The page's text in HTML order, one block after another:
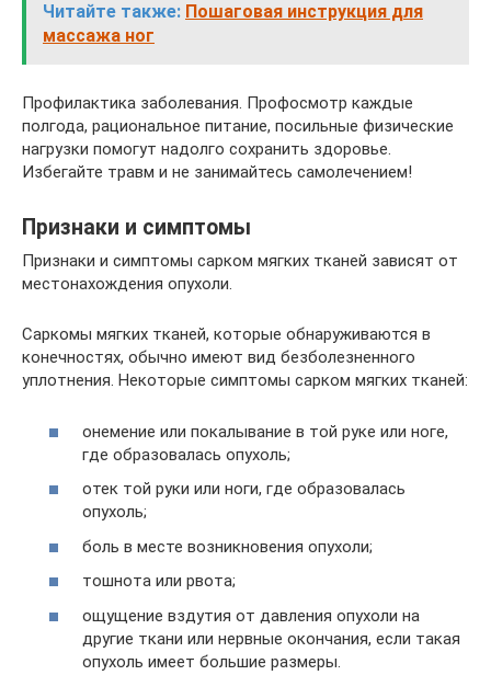
Читайте также: Пошаговая инструкция для
массажа ног
Профилактика заболевания. Профосмотр каждые
полгода, рациональное питание, посильные физические
нагрузки помогут надолго сохранить здоровье.
Избегайте травм и не занимайтесь самолечением!
Признаки и симптомы
Признаки и симптомы сарком мягких тканей зависят от
местонахождения опухоли.
Саркомы мягких тканей, которые обнаруживаются в
конечностях, обычно имеют вид безболезненного
уплотнения. Некоторые симптомы сарком мягких тканей:
онемение или покалывание в той руке или ноге,
где образовалась опухоль;
отек той руки или ноги, где образовалась
опухоль;
боль в месте возникновения опухоли;
тошнота или рвота;
ощущение вздутия от давления опухоли на
другие ткани или нервные окончания, если такая
опухоль имеет большие размеры.